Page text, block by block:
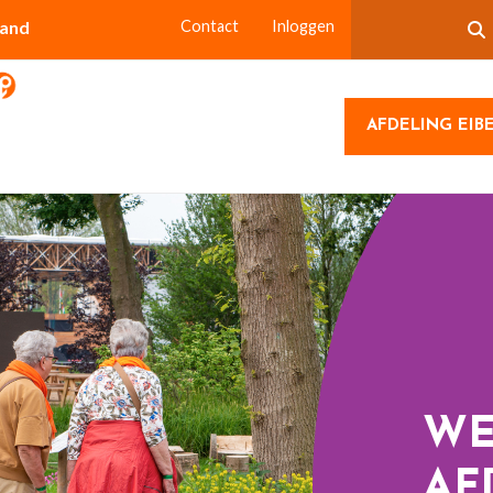
Contact Inloggen
AFDELING